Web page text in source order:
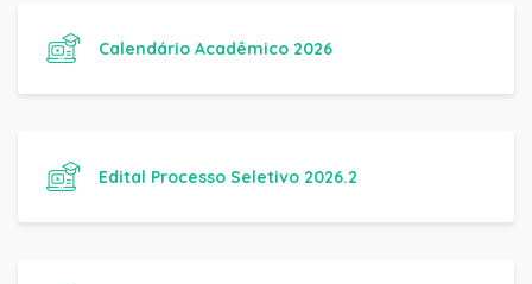
Calendário Acadêmico 2026
Edital Processo Seletivo 2026.2